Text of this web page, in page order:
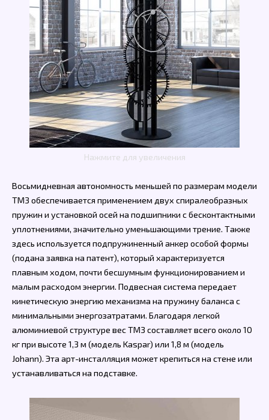
Нажмите для увеличения
Восьмидневная автономность меньшей по размерам модели
TM3 обеспечивается применением двух спиралеобразных
пружин и установкой осей на подшипники с бесконтактными
уплотнениями, значительно уменьшающими трение. Также
здесь используется подпружиненный анкер особой формы
(подана заявка на патент), который характеризуется
плавным ходом, почти бесшумным функционированием и
малым расходом энергии. Подвесная система передает
кинетическую энергию механизма на пружину баланса с
минимальными энергозатратами. Благодаря легкой
алюминиевой структуре вес TM3 составляет всего около 10
кг при высоте 1,3 м (модель Kaspar) или 1,8 м (модель
Johann). Эта арт-инсталляция может крепиться на стене или
устанавливаться на подставке.